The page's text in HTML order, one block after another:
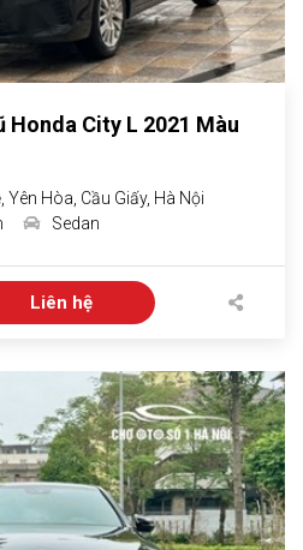
Honda City L 2021 Màu
Hòa, Cầu Giấy, Hà Nội
Sedan
Liên hệ